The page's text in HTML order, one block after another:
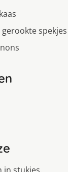
spekjes
in stukjes.